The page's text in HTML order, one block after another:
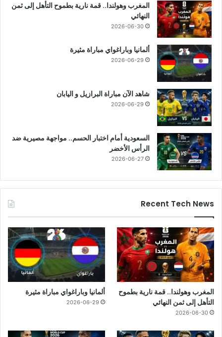
المغرب وهولندا.. قمة نارية بطموح التأهل إلى ثمن
النهائي
2026-06-30
ألمانيا وباراغواي مباراة مثيرة
2026-06-29
شاهد الآن مباراة البرازيل و اليابان
2026-06-29
السعودية أمام اختبار الحسم.. مواجهة مصيرية ضد
الرأس الأخضر
2026-06-27
Recent Tech News
المغرب وهولندا.. قمة نارية بطموح
التأهل إلى ثمن النهائي
2026-06-30
ألمانيا وباراغواي مباراة مثيرة
2026-06-29